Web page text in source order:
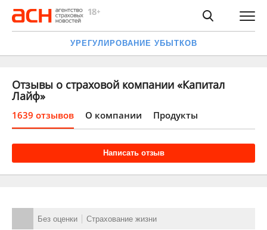
УРЕГУЛИРОВАНИЕ УБЫТКОВ
Отзывы о страховой компании «Капитал
Лайф»
1639 отзывов О компании Продукты
Написать отзыв
Без оценки Страхование жизни